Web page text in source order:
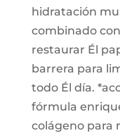
hidratación
combinado
restaurar Él
barrera para
todo Él día.
fórmula
colágeno para